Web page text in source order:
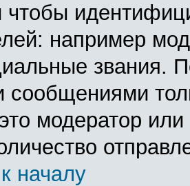
чтобы
например
звания.
модератор
началу